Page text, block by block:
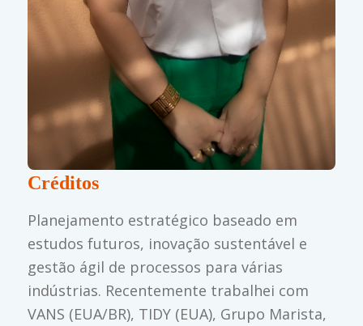
Créditos
Planejamento estratégico baseado em
estudos futuros, inovação sustentável e
gestão ágil de processos para várias
indústrias. Recentemente trabalhei com
VANS (EUA/BR), TIDY (EUA), Grupo Marista,